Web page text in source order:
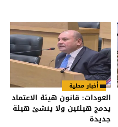
أخبار محلية
العودات: قانون هيئة الاعتماد
يدمج هيئتين ولا ينشئ هيئة
جديدة